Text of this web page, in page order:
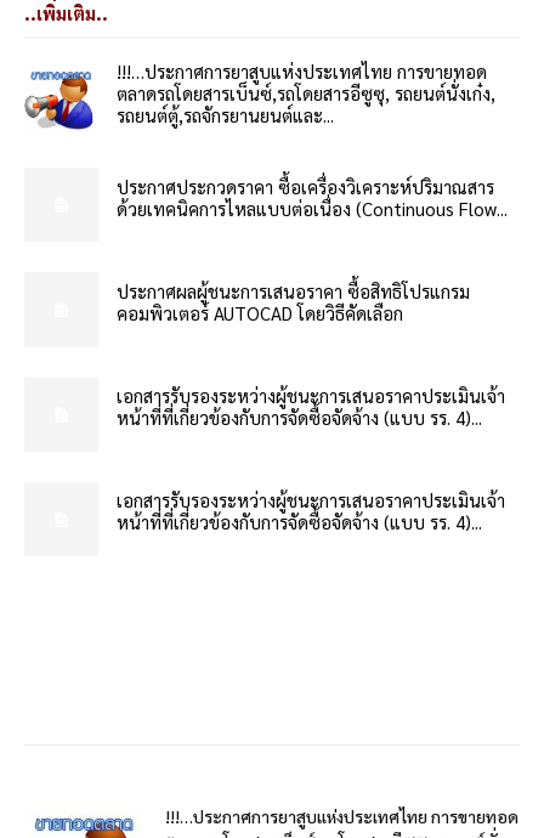
..เพิ่มเติม..
!!!…ประกาศการยาสูบแห่งประเทศไทย การขายทอด
ตลาดรถโดยสารเบ็นซ์,รถโดยสารอีซูซุ, รถยนต์นั่งเก๋ง,
รถยนต์ตู้,รถจักรยานยนต์และ...
ประกาศประกวดราคา ซื้อเครื่องวิเคราะห์ปริมาณสาร
ด้วยเทคนิคการไหลแบบต่อเนื่อง (Continuous Flow...
ประกาศผลผู้ชนะการเสนอราคา ซื้อสิทธิโปรแกรม
คอมพิวเตอร์ AUTOCAD โดยวิธีคัดเลือก
เอกสารรับรองระหว่างผู้ชนะการเสนอราคาประเมินเจ้า
หน้าที่ที่เกี่ยวข้องกับการจัดซื้อจัดจ้าง (แบบ รร. 4)...
เอกสารรับรองระหว่างผู้ชนะการเสนอราคาประเมินเจ้า
หน้าที่ที่เกี่ยวข้องกับการจัดซื้อจัดจ้าง (แบบ รร. 4)...
!!!…ประกาศการยาสูบแห่งประเทศไทย การขายทอด